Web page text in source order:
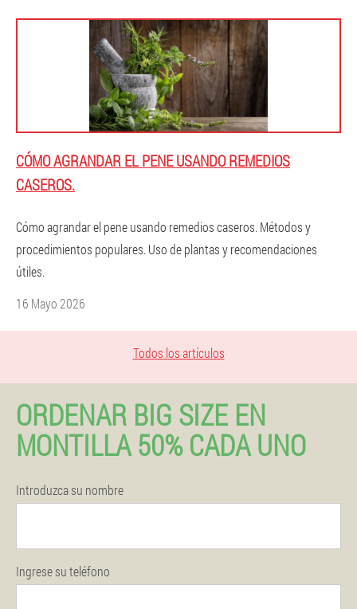
CÓMO AGRANDAR EL PENE USANDO REMEDIOS
CASEROS.
Cómo agrandar el pene usando remedios caseros. Métodos y
procedimientos populares. Uso de plantas y recomendaciones
útiles.
16 Mayo 2026
Todos los artículos
ORDENAR BIG SIZE EN
MONTILLA 50% CADA UNO
Introduzca su nombre
Ingrese su teléfono